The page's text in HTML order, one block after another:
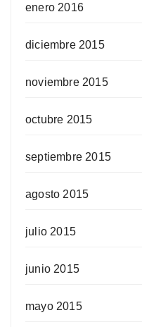
enero 2016
diciembre 2015
noviembre 2015
octubre 2015
septiembre 2015
agosto 2015
julio 2015
junio 2015
mayo 2015